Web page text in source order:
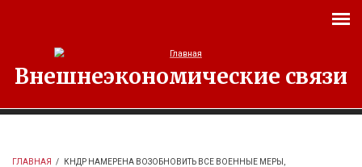
Внешнеэкономические связи
ГЛАВНАЯ /
КНДР НАМЕРЕНА ВОЗОБНОВИТЬ ВСЕ ВОЕННЫЕ МЕРЫ,